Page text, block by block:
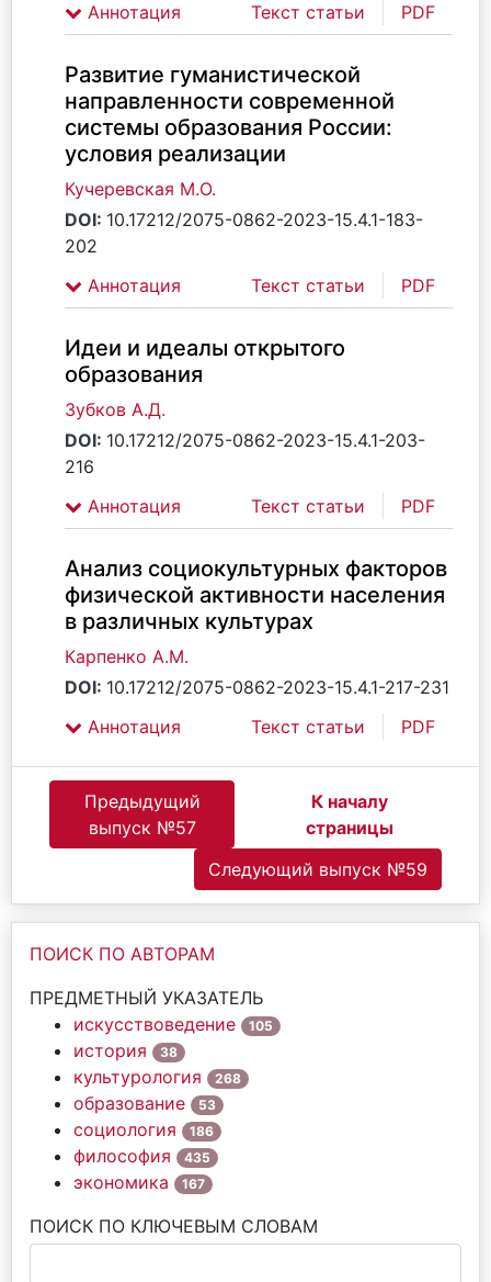
Аннотация
Текст статьи PDF
Развитие гуманистической
направленности современной
системы образования России:
условия реализации
Кучеревская М.О.
DOI: 10.17212/2075-0862-2023-15.4.1-183-
202
Аннотация
Текст статьи PDF
Идеи и идеалы открытого
образования
Зубков А.Д.
DOI: 10.17212/2075-0862-2023-15.4.1-203-
216
Аннотация
Текст статьи PDF
Анализ социокультурных факторов
физической активности населения
в различных культурах
Карпенко А.М.
DOI: 10.17212/2075-0862-2023-15.4.1-217-231
Аннотация
Текст статьи PDF
Предыдущий
выпуск №57
К началу
страницы
Следующий выпуск №59
ПОИСК ПО АВТОРАМ
ПРЕДМЕТНЫЙ УКАЗАТЕЛЬ
искусствоведение
105
история 38
культурология 268
образование 53
социология 186
философия 435
экономика 167
ПОИСК ПО КЛЮЧЕВЫМ СЛОВАМ